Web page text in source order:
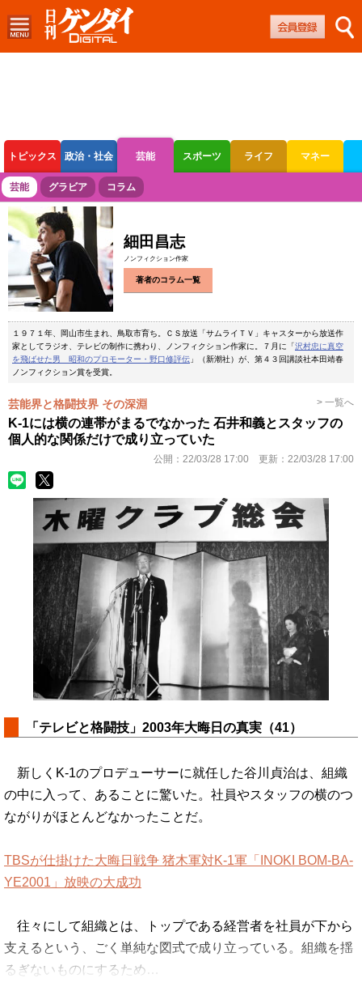
トピックス 政治・社会 芸能 スポーツ ライフ マネー
ボートレース 競輪 オートレース
芸能 グラビア コラム
細田昌志
ノンフィクション作家
著者のコラム一覧
１９７１年、岡山市生まれ、鳥取市育ち。ＣＳ放送「サムライＴＶ」キャスターから放送作
家としてラジオ、テレビの制作に携わり、ノンフィクション作家に。７月に「沢村忠に真空
を飛ばせた男 昭和のプロモーター・野口修評伝 」（新潮社）が、第４３回講談社本田靖春
ノンフィクション賞を受賞。
芸能界と格闘技界 その深淵 > 一覧へ
K-1には横の連帯がまるでなかった 石井和義とスタッフの
個人的な関係だけで成り立っていた
公開： 22/03/28 17:00 更新： 22/03/28 17:00
「テレビと格闘技」2003年大晦日の真実（41）
新しくK-1のプロデューサーに就任した谷川貞治は、組織
の中に入って、あることに驚いた。社員やスタッフの横のつ
ながりがほとんどなかったことだ。
TBSが仕掛けた大晦日戦争 猪木軍対K-1軍「INOKI BOM-BA-
YE2001」放映の大成功
往々にして組織とは、トップである経営者を社員が下から
支えるという、ごく単純な図式で成り立っている。組織を揺
るぎないものにするため…